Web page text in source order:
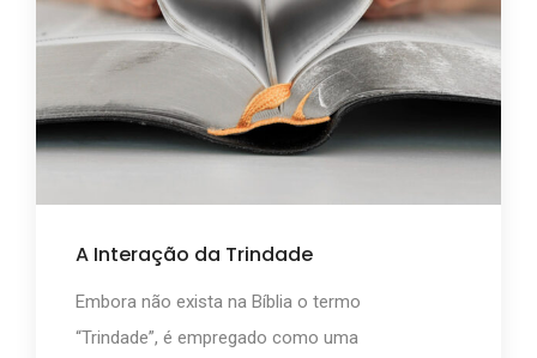
A Interação da Trindade
Embora não exista na Bíblia o termo
“Trindade”, é empregado como uma